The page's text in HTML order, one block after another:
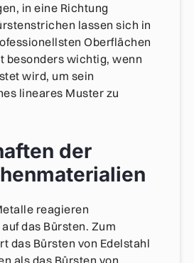
in eine Richtung
lassen sich in
Oberflächen
besonders wichtig, wenn
wird, um sein
lineares Muster zu
der
reagieren
das Bürsten. Zum
das Bürsten von Edelstahl